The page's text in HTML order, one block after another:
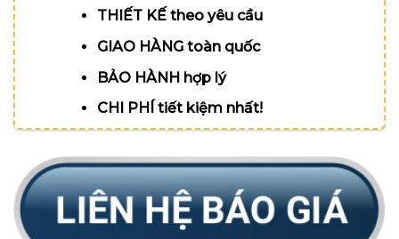
THIẾT KẾ theo yêu cầu
GIAO HÀNG toàn quốc
BẢO HÀNH hợp lý
CHI PHÍ tiết kiệm nhất!